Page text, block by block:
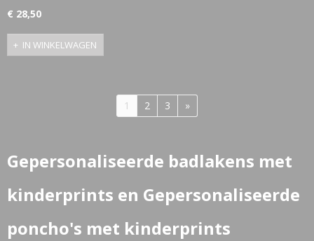
€ 28,50
IN WINKELWAGEN
1 2 3 »
Gepersonaliseerde badlakens met
kinderprints en Gepersonaliseerde
poncho's met kinderprints